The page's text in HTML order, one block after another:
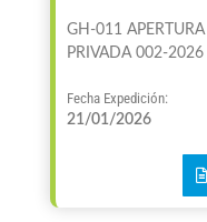
GH-011
PRIVADA 002-2026
Fecha Expedición:
21/01/2026